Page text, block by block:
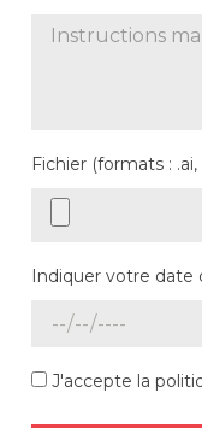
Fichier (formats :
Indiquer votre date
J'accepte la